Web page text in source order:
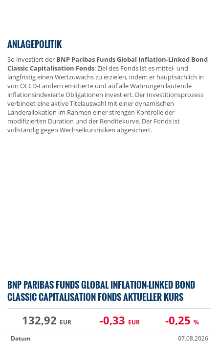
ANLAGEPOLITIK
So investiert der BNP Paribas Funds Global Inflation-Linked Bond
Classic Capitalisation Fonds: Ziel des Fonds ist es mittel- und
langfristig einen Wertzuwachs zu erzielen, indem er hauptsächlich in
von OECD-Ländern emittierte und auf alle Währungen lautende
inflationsindexierte Obligationen investiert. Der Investitionsprozess
verbindet eine aktive Titelauswahl mit einer dynamischen
Länderallokation im Rahmen einer strengen Kontrolle der
modifizierten Duration und der Renditekurve. Der Fonds ist
vollständig gegen Wechselkursrisiken abgesichert.
BNP PARIBAS FUNDS GLOBAL INFLATION-LINKED BOND
CLASSIC CAPITALISATION FONDS AKTUELLER KURS
132,92 EUR -0,33 EUR -0,25 %
Datum
07.08.2026